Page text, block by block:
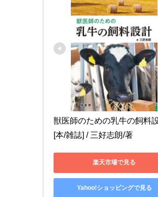
獣医師のための乳牛の飼料
[本/雑誌] / 三好志朗/著
楽天市場で見る
Yahoo!ショッピングで見る